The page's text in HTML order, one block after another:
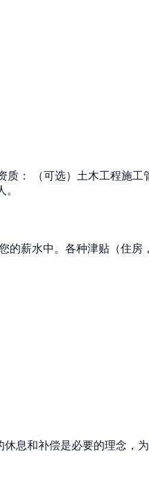
： （可选）土木工程施工
的薪水中。各种津贴（住
息和补偿是必要的理念，